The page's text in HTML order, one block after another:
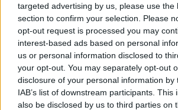
targeted advertising by us, please use the
section to confirm your selection. Please
opt-out request is processed you may
interest-based ads based on personal
us or personal information disclosed to
your opt-out. You may separately opt-out
disclosure of your personal information by
IAB’s list of downstream participants. This
also be disclosed by us to third parties on
Ποιος είναι ο ΣΕΠΕ
Καταστατικό
Κώδικας Δεοντολογίας
Κανονισμός Διαιτησίας
Ιστορικό
Αιρετά
Εγγραφή
Προνόμια